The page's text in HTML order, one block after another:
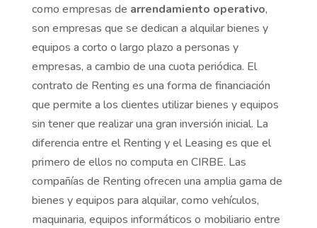
como empresas de arrendamiento operativo,
son empresas que se dedican a alquilar bienes y
equipos a corto o largo plazo a personas y
empresas, a cambio de una cuota periódica. El
contrato de Renting es una forma de financiación
que permite a los clientes utilizar bienes y equipos
sin tener que realizar una gran inversión inicial. La
diferencia entre el Renting y el Leasing es que el
primero de ellos no computa en CIRBE. Las
compañías de Renting ofrecen una amplia gama de
bienes y equipos para alquilar, como vehículos,
maquinaria, equipos informáticos o mobiliario entre